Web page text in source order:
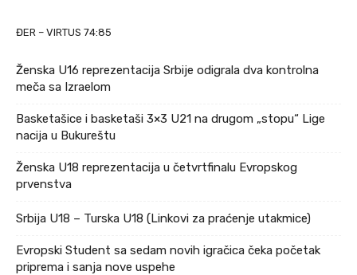
ĐER – VIRTUS 74:85
Ženska U16 reprezentacija Srbije odigrala dva kontrolna
meča sa Izraelom
Basketašice i basketaši 3×3 U21 na drugom „stopu“ Lige
nacija u Bukureštu
Ženska U18 reprezentacija u četvrtfinalu Evropskog
prvenstva
Srbija U18 – Turska U18 (Linkovi za praćenje utakmice)
Evropski Student sa sedam novih igračica čeka početak
priprema i sanja nove uspehe